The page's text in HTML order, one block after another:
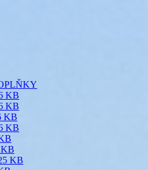
KB
KB
KB
KB
KB
KB